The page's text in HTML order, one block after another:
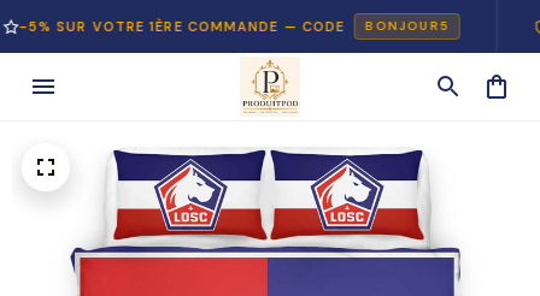
VOTRE 1ÈRE COMMANDE — CODE BONJOUR5